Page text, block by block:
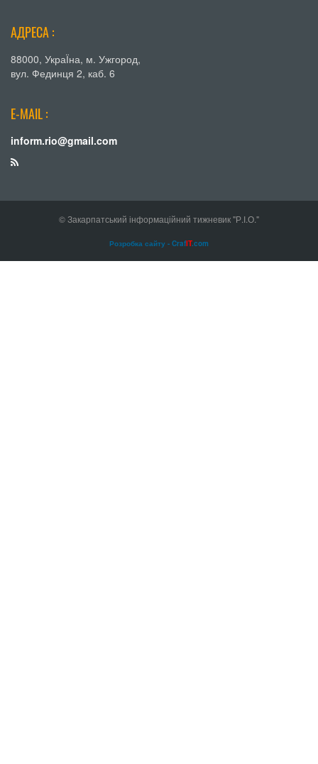
АДРЕСА :
88000, УкраЇна, м. Ужгород,
вул. Фединця 2, каб. 6
E-MAIL :
inform.rio@gmail.com
© Закарпатський інформаційний тижневик "Р.І.О."
Розробка сайту - CrafIT.com